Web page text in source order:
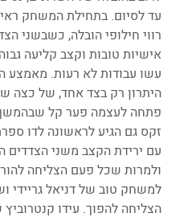
עד לסיום. בתחילת המשחק
רווי חילופי הובלה, כשבשני
אישיות טובות וקצב קליעה
עשו עבודות לא רעות. מאמצע
היתרון רק בצד אחד, של כצה
פתחה לעצמה פער קל שבהמשך
זקס גם הגיע לראשונה לדו
עם ירידת הקצב משני הצדדים
ולמרות שכל פעם הצליחה
למשחק טוב של דניאל גריידי
הצליחה להפוך. עידו